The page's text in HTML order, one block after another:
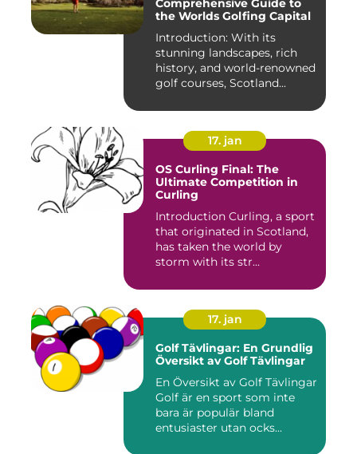
Comprehensive Guide to
the Worlds Golfing Capital
Introduction: With its
stunning landscapes, rich
history, and world-renowned
golf courses, Scotland...
17. jan
OS Curling Final: The
Ultimate Competition in
Curling
Introduction Curling, a sport
that originated in Scotland,
has taken the world by
storm with its str...
17. jan
Golf Tävlingar: En Grundlig
Översikt av Golf Tävlingar
En Översikt av Golf Tävlingar
Golf är en sport som inte
bara är populär bland
entusiaster utan ocks...